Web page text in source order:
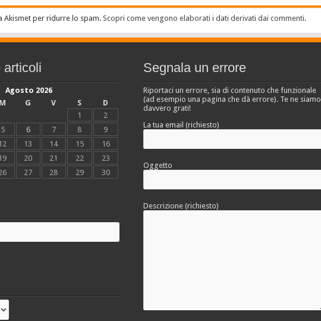
Akismet per ridurre lo spam. Scopri come vengono elaborati i dati derivati dai commenti.
articoli
Agosto 2026
M G V S
D
1
2
5 6 7 8
9
12 13 14 15
16
19 20 21 22
23
27 28 29
30
Segnala un errore
Riportaci un errore, sia di contenuto che funzionale
(ad esempio una pagina che dà errore). Te ne siamo
davvero grati!
La tua email (richiesto)
Oggetto
Descrizione (richiesto)